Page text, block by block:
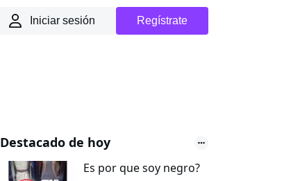
Iniciar sesión Regístrate
Destacado de hoy
Es por que soy negro?